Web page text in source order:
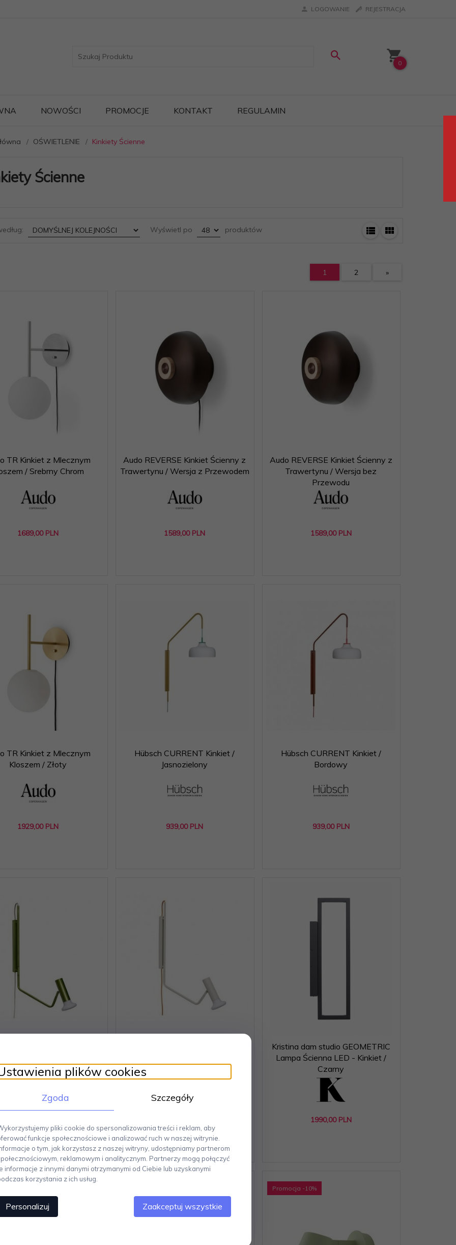
LOGOWANIE REJESTRACJA
0
NOWOŚCI PROMOCJE KONTAKT REGULAMIN
OŚWIETLENIE Kinkiety Ścienne
Ścienne
sort Wyświetl po pop produktów
1 2 »
TR Kinkiet z Mlecznym
/ Srebrny Chrom
1689,00 PLN
Audo REVERSE Kinkiet Ścienny z
Trawertynu / Wersja z Przewodem
1589,00 PLN
Audo REVERSE Kinkiet Ścienny z
Trawertynu / Wersja bez
Przewodu
1589,00 PLN
TR Kinkiet z Mlecznym
Kloszem / Złoty
1929,00 PLN
Hübsch CURRENT Kinkiet /
Jasnozielony
939,00 PLN
Hübsch CURRENT Kinkiet /
Bordowy
939,00 PLN
Kristina dam studio GEOMETRIC
Lampa Ścienna LED - Kinkiet /
Czarny
1990,00 PLN
Promocja -10%
plików cookies
Zgoda Szczegóły
pliki cookie do spersonalizowania treści i reklam, aby
funkcje społecznościowe i analizować ruch w naszej witrynie.
o tym, jak korzystasz z naszej witryny, udostępniamy partnerom
reklamowym i analitycznym. Partnerzy mogą połączyć
informacje z innymi danymi otrzymanymi od Ciebie lub uzyskanymi
korzystania z ich usług.
Personalizuj Zaakceptuj wszystkie